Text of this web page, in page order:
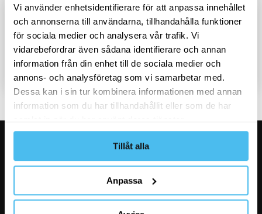
Vi använder enhetsidentifierare för att anpassa innehållet
och annonserna till användarna, tillhandahålla funktioner
för sociala medier och analysera vår trafik. Vi
vidarebefordrar även sådana identifierare och annan
information från din enhet till de sociala medier och
annons- och analysföretag som vi samarbetar med.
Dessa kan i sin tur kombinera informationen med annan
information som du har tillhandahållit eller som de har
Tillåt alla
Anpassa
VASS + Accessibility Cloud – a Complete
Solution for Digital Accessibility
Start page Our Offerings Digital Accessibility
Stockholm
+46 8-406 68 00